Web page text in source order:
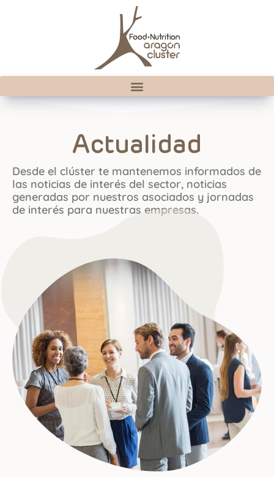
Actualidad
Desde el clúster te mantenemos informados de
las noticias de interés del sector, noticias
generadas por nuestros asociados y jornadas
de interés para nuestras empresas.